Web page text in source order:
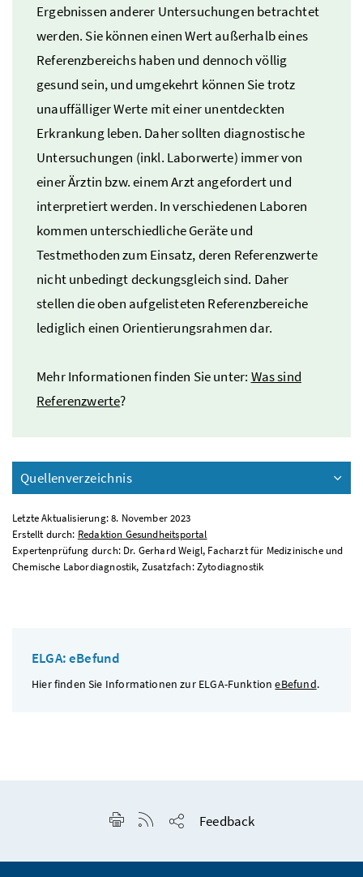
Ergebnissen anderer Untersuchungen betrachtet
werden. Sie können einen Wert außerhalb eines
Referenzbereichs haben und dennoch völlig
gesund sein, und umgekehrt können Sie trotz
unauffälliger Werte mit einer unentdeckten
Erkrankung leben. Daher sollten diagnostische
Untersuchungen (inkl. Laborwerte) immer von
einer Ärztin bzw.einem Arzt angefordert und
interpretiert werden. In verschiedenen Laboren
kommen unterschiedliche Geräte und
Testmethoden zum Einsatz, deren Referenzwerte
nicht unbedingt deckungsgleich sind. Daher
stellen die oben aufgelisteten Referenzbereiche
lediglich einen Orientierungsrahmen dar.
Mehr Informationen finden Sie unter: Was sind
Referenzwerte?
Quellenverzeichnis
Letzte Aktualisierung: 8. November 2023
Erstellt durch: Redaktion Gesundheitsportal
Expertenprüfung durch: Dr. Gerhard Weigl, Facharzt für Medizinische und
Chemische Labordiagnostik, Zusatzfach: Zytodiagnostik
ELGA: eBefund
Hier finden Sie Informationen zur ELGA-FunktioneBefund.
Seite drucken
RSS-Feed anzeigen
Feedback